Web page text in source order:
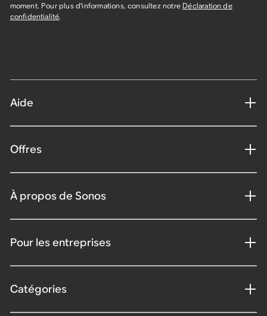
moment. Pour plus d'informations, consultez notre Déclaration de
confidentialité.
Aide
Offres
À propos de Sonos
Pour les entreprises
Catégories